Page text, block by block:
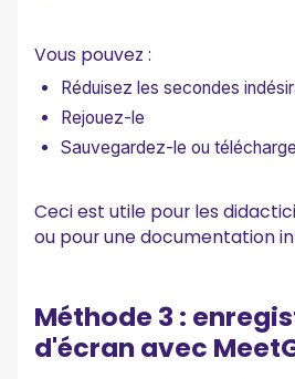
Vous pouvez :
Réduisez les secondes
Rejouez-le
Sauvegardez-le ou
Ceci est utile pour les
ou pour une documentation
Méthode 3 :
d'écran avec